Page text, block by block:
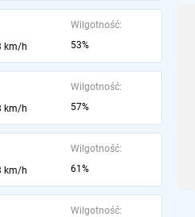
km/h
Wilgotność:
53%
km/h
Wilgotność:
57%
km/h
Wilgotność:
61%
Wilgotność: